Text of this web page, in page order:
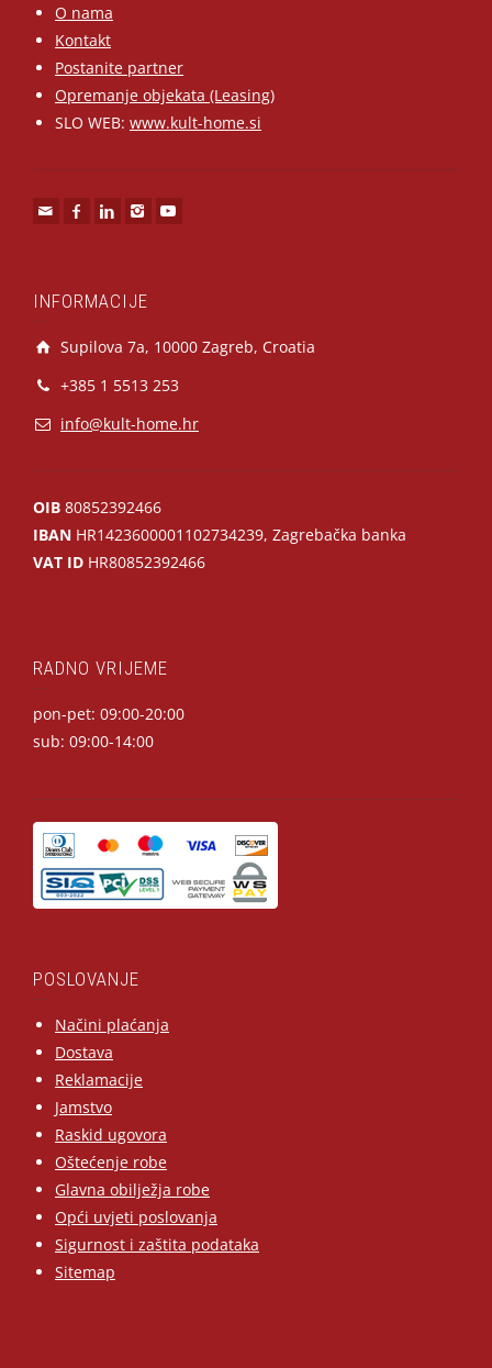
O nama
Kontakt
Postanite partner
Opremanje objekata (Leasing)
SLO WEB: www.kult-home.si
INFORMACIJE
Supilova 7a, 10000 Zagreb, Croatia
+385 1 5513 253
info@kult-home.hr
OIB 80852392466
IBAN HR1423600001102734239, Zagrebačka banka
VAT ID HR80852392466
RADNO VRIJEME
pon-pet: 09:00-20:00
sub: 09:00-14:00
POSLOVANJE
Načini plaćanja
Dostava
Reklamacije
Jamstvo
Raskid ugovora
Oštećenje robe
Glavna obilježja robe
Opći uvjeti poslovanja
Sigurnost i zaštita podataka
Sitemap